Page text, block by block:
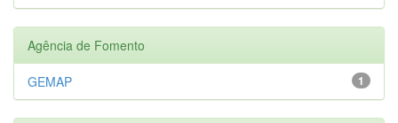
Agência de Fomento
1
GEMAP